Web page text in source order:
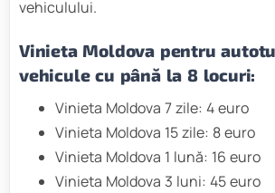
vehiculului.
Vinieta Moldova pentru
vehicule cu până la 8 locuri:
Vinieta Moldova 7 zile: 4 euro
Vinieta Moldova 15 zile: 8 euro
Vinieta Moldova 1 lună: 16 euro
Vinieta Moldova 3 luni: 45 euro